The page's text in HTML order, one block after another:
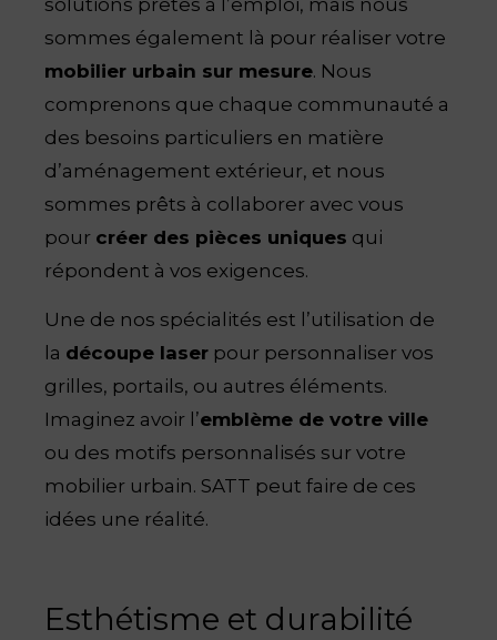
sommes également là pour réaliser votre
mobilier urbain sur mesure. Nous
comprenons que chaque communauté a
des besoins particuliers en matière
d’aménagement extérieur, et nous
sommes prêts à collaborer avec vous
pour créer des pièces uniques qui
répondent à vos exigences.
Une de nos spécialités est l’utilisation de
la découpe laser pour personnaliser vos
grilles, portails, ou autres éléments.
Imaginez avoir l’emblème de votre ville
ou des motifs personnalisés sur votre
mobilier urbain. SATT peut faire de ces
idées une réalité.
Esthétisme et durabilité